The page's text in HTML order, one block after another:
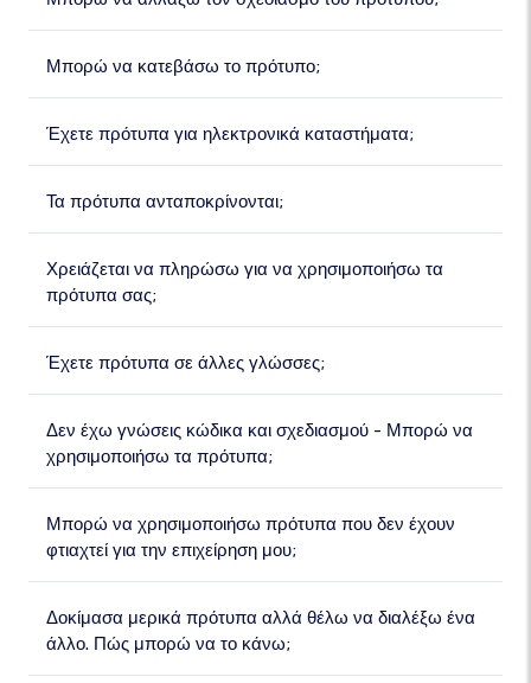
Μπορώ να κατεβάσω το πρότυπο;
Έχετε πρότυπα για ηλεκτρονικά καταστήματα;
Τα πρότυπα ανταποκρίνονται;
Χρειάζεται να πληρώσω για να χρησιμοποιήσω τα
πρότυπα σας;
Έχετε πρότυπα σε άλλες γλώσσες;
Δεν έχω γνώσεις κώδικα και σχεδιασμού - Μπορώ να
χρησιμοποιήσω τα πρότυπα;
Μπορώ να χρησιμοποιήσω πρότυπα που δεν έχουν
φτιαχτεί για την επιχείρηση μου;
Δοκίμασα μερικά πρότυπα αλλά θέλω να διαλέξω ένα
άλλο. Πώς μπορώ να το κάνω;